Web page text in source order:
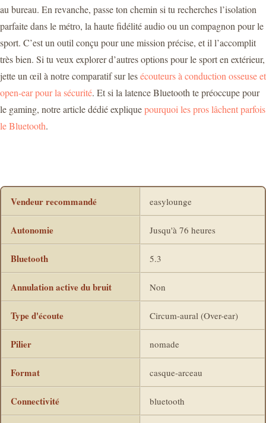
au bureau. En revanche, passe ton chemin si tu recherches l’isolation
parfaite dans le métro, la haute fidélité audio ou un compagnon pour le
sport. C’est un outil conçu pour une mission précise, et il l’accomplit
très bien. Si tu veux explorer d’autres options pour le sport en extérieur,
jette un œil à notre comparatif sur lesécouteurs à conduction osseuse et
open-ear pour la sécurité. Et si la latence Bluetooth te préoccupe pour
le gaming, notre article dédié expliquepourquoi les pros lâchent parfois
le Bluetooth.
Vendeur recommandé easylounge
Autonomie Jusqu'à 76 heures
Bluetooth 5.3
Annulation active du bruit Non
Type d'écoute Circum-aural (Over-ear)
Pilier nomade
Format casque-arceau
Connectivité bluetooth